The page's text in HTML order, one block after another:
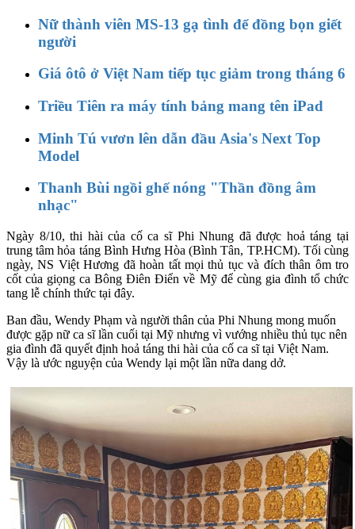
Nữ thành viên MS-13 gạ tình để đồng bọn giết
người
Giá ôtô ở Việt Nam tiếp tục giảm trong tháng 6
Triều Tiên ra máy tính bảng mang tên iPad
Minh Tú vươn lên dẫn đầu Asia's Next Top
Model
Thanh Bùi ngồi ghế nóng "Thần đồng âm
nhạc"
Ngày 8/10, thi hài của cố ca sĩ Phi Nhung đã được hoả táng tại
trung tâm hỏa táng Bình Hưng Hòa (Bình Tân, TP.HCM). Tối cùng
ngày, NS Việt Hương đã hoàn tất mọi thủ tục và đích thân ôm tro
cốt của giọng ca Bông Điên Điển về Mỹ để cùng gia đình tổ chức
tang lễ chính thức tại đây.
Ban đầu, Wendy Phạm và người thân của Phi Nhung mong muốn
được gặp nữ ca sĩ lần cuối tại Mỹ nhưng vì vướng nhiều thủ tục nên
gia đình đã quyết định hoả táng thi hài của cố ca sĩ tại Việt Nam.
Vậy là ước nguyện của Wendy lại một lần nữa dang dở.